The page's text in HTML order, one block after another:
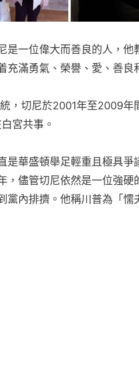
是一位偉大而善良的人，他
充滿勇氣、榮譽、愛、善良
，切尼於2001年至2009年
宮共事。
是華盛頓舉足輕重且極具爭
，儘管切尼依然是一位強硬
黨內排擠。他稱川普為「懦